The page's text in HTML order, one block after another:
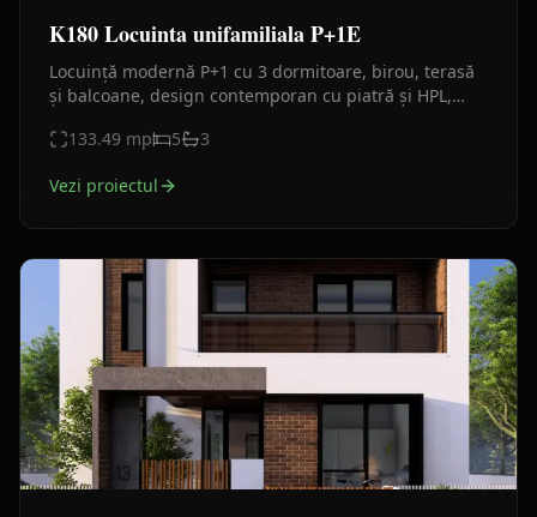
K180 Locuinta unifamiliala P+1E
Locuință modernă P+1 cu 3 dormitoare, birou, terasă
și balcoane, design contemporan cu piatră și HPL,
133.49 mp 5 3
Vezi proiectul